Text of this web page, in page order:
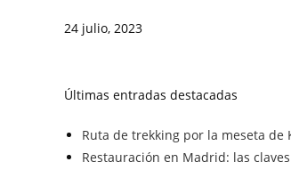
24 julio, 2023
Últimas entradas destacadas
Ruta de trekking por la meseta de
Restauración en Madrid: las